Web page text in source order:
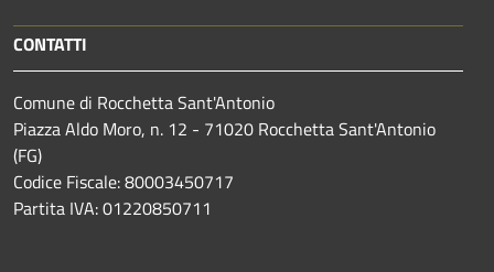
CONTATTI
Comune di Rocchetta Sant'Antonio
Piazza Aldo Moro, n. 12 - 71020 Rocchetta Sant'Antonio
(FG)
Codice Fiscale: 80003450717
Partita IVA: 01220850711